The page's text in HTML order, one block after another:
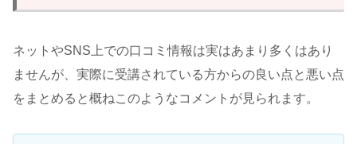
ネットやSNS上での口コミ情報は実はあまり多くはあり
ませんが、実際に受講されている方からの良い点と悪い点
をまとめると概ねこのようなコメントが見られます。